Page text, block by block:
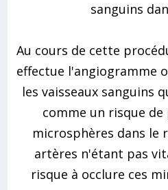
sanguins
Au cours de cette
effectue l'angiogramme
les vaisseaux sanguins
comme un risque
microsphères dans le
artères n'étant pas
risque à occlure ces